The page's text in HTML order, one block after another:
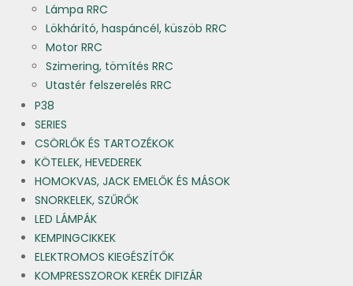
Lámpa RRC
Lökhárító, haspáncél, küszöb RRC
Motor RRC
Szimering, tömítés RRC
Utastér felszerelés RRC
P38
SERIES
CSÖRLŐK ÉS TARTOZÉKOK
KÖTELEK, HEVEDEREK
HOMOKVAS, JACK EMELŐK ÉS MÁSOK
SNORKELEK, SZŰRŐK
LED LÁMPÁK
KEMPINGCIKKEK
ELEKTROMOS KIEGÉSZÍTŐK
KOMPRESSZOROK KERÉK DIFIZÁR